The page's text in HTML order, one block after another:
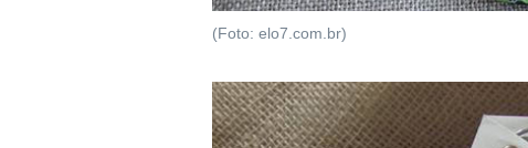
(Foto: elo7.com.br)